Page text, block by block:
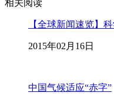
相关阅读
【全球新闻速览】
2015年02月16日
中国气候适应“赤字”